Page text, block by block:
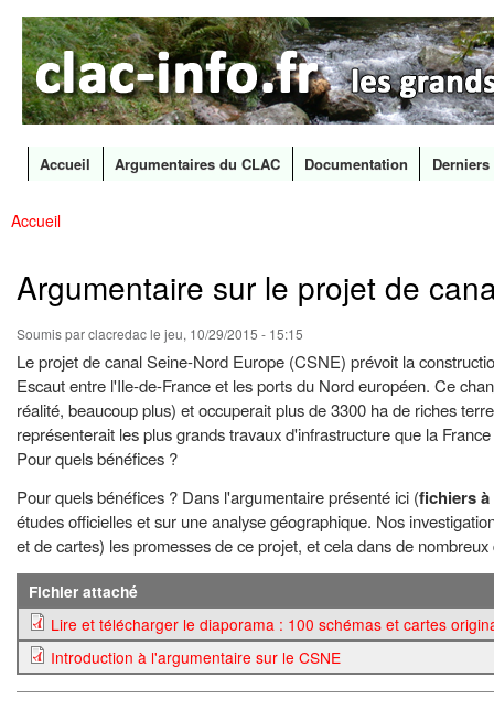
CLAC
Info
Les
grands
canaux
en
Menu principal
Accueil Argumentaires du CLAC Documentation
Accueil
Argumentaire sur le projet de
Soumis parclacredacle jeu, 10/29/2015 - 15:15
Le projet de canal Seine-Nord Europe (CSNE) prévoit la
Escaut entre l'Ile-de-France et les ports du Nord européen. Ce
réalité, beaucoup plus) et occuperait plus de 3300 ha de riches
représenterait les plus grands travaux d'infrastructure que la
Pour quels bénéfices ?
Pour quels bénéfices ? Dans l'argumentaire présenté ici (fichiers
études officielles et sur une analyse géographique. Nos
et de cartes) les promesses de ce projet, et cela dans de nombreux
Fichier attaché
Lire et télécharger le diaporama : 100 schémas et cartes
Introduction à l'argumentaire sur le CSNE